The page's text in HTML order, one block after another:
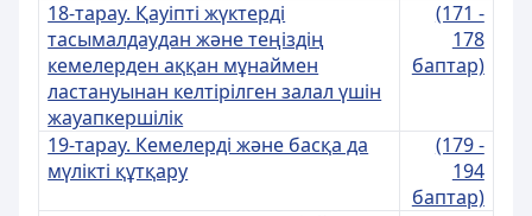
18-тарау. Қауіпті жүктерді
тасымалдаудан және теңіздің
кемелерден аққан мұнаймен
ластануынан келтірілген залал үшін
жауапкершілік
(171 -
178
баптар)
19-тарау. Кемелерді және басқа да
мүлікті құтқару
(179 -
194
баптар)